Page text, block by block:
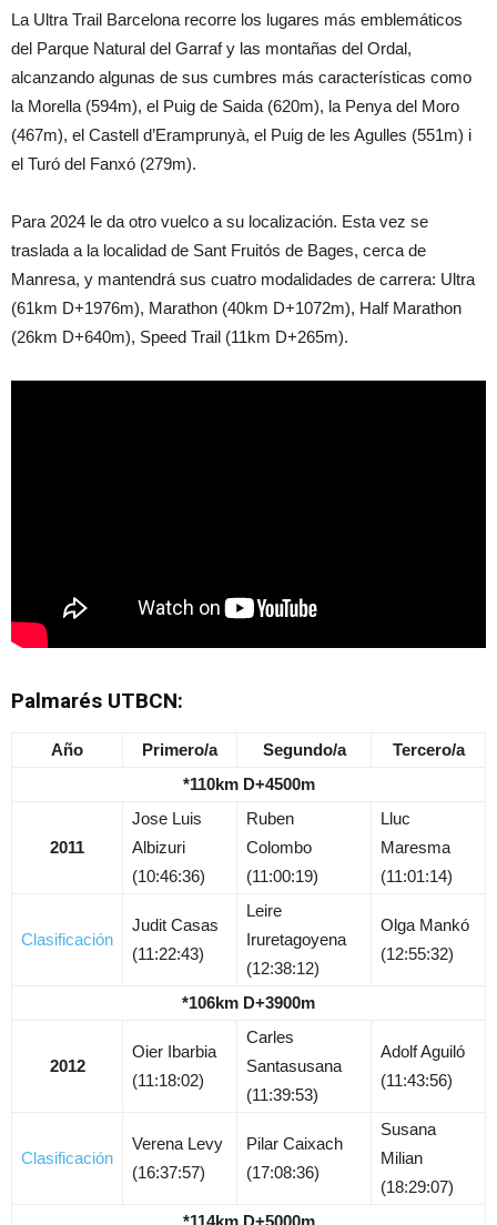
La Ultra Trail Barcelona recorre los lugares más emblemáticos
del Parque Natural del Garraf y las montañas del Ordal,
alcanzando algunas de sus cumbres más características como
la Morella (594m), el Puig de Saida (620m), la Penya del Moro
(467m), el Castell d’Eramprunyà, el Puig de les Agulles (551m) i
el Turó del Fanxó (279m).
Para 2024 le da otro vuelco a su localización. Esta vez se
traslada a la localidad de Sant Fruitós de Bages, cerca de
Manresa, y mantendrá sus cuatro modalidades de carrera: Ultra
(61km D+1976m), Marathon (40km D+1072m), Half Marathon
(26km D+640m), Speed ​​Trail (11km D+265m).
Palmarés UTBCN:
Año Primero/a Segundo/a
Tercero/a
*110km D+4500m
2011
Jose Luis
Albizuri
(10:46:36)
Ruben
Colombo
(11:00:19)
Lluc
Maresma
(11:01:14)
Clasificación
Judit Casas
(11:22:43)
Leire
Iruretagoyena
(12:38:12)
Olga Mankó
(12:55:32)
*106km D+3900m
2012
Oier Ibarbia
(11:18:02)
Carles
Santasusana
(11:39:53)
Adolf Aguiló
(11:43:56)
Clasificación
Verena Levy
(16:37:57)
Pilar Caixach
(17:08:36)
Susana
Milian
(18:29:07)